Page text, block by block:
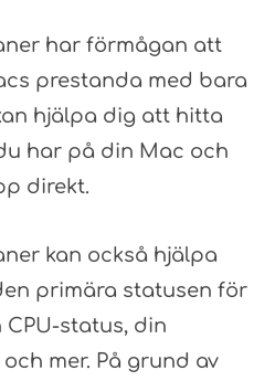
har förmågan att
prestanda med bara
hjälpa dig att hitta
har på din Mac och
direkt.
kan också hjälpa
primära statusen för
status, din
mer. På grund av